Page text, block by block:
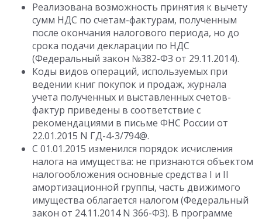
Реализована возможность принятия к вычету
сумм НДС по счетам-фактурам, полученным
после окончания налогового периода, но до
срока подачи декларации по НДС
(Федеральный закон №382-ФЗ от 29.11.2014).
Коды видов операций, используемых при
ведении книг покупок и продаж, журнала
учета полученных и выставленных счетов-
фактур приведены в соответствие с
рекомендациями в письме ФНС России от
22.01.2015 N ГД-4-3/794@.
С 01.01.2015 изменился порядок исчисления
налога на имущества: не признаются объектом
налогообложения основные средства I и II
амортизационной группы, часть движимого
имущества облагается налогом (Федеральный
закон от 24.11.2014 N 366-ФЗ). В программе